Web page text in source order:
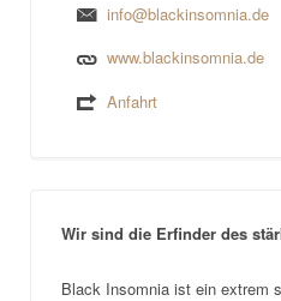
info@blackinsomnia.de
www.blackinsomnia.de
Anfahrt
Wir sind die Erfinder des
Black Insomnia ist ein extrem